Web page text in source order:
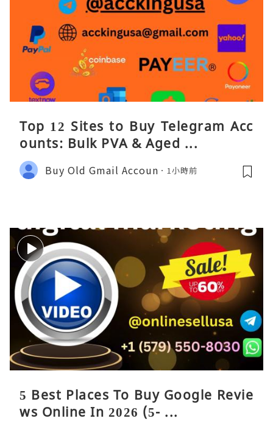
Top 12 Sites to Buy Telegram Acc
ounts: Bulk PVA & Aged ...
Buy Old Gmail Accoun 1小時前
5 Best Places To Buy Google Revie
ws Online In 2026 (5- ...